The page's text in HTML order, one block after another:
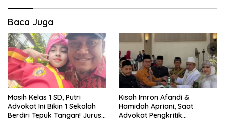
Baca Juga
Masih Kelas 1 SD, Putri
Advokat Ini Bikin 1 Sekolah
Berdiri Tepuk Tangan! Jurus
Kisah Imron Afandi &
Hamidah Apriani, Saat
Advokat Pengkritik